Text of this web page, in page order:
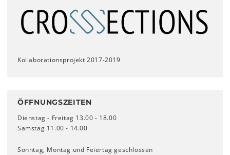
Kollaborationsprojekt 2017-2019
ÖFFNUNGSZEITEN
Dienstag - Freitag 13.00 - 18.00
Samstag 11.00 - 14.00
Sonntag, Montag und Feiertag geschlossen